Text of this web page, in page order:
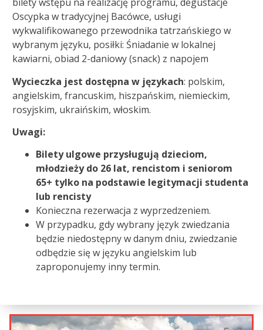
Oscypka w tradycyjnej Bacówce, usługi
wykwalifikowanego przewodnika tatrzańskiego w
wybranym języku, posiłki: Śniadanie w lokalnej
kawiarni, obiad 2-daniowy (snack) z napojem
Wycieczka jest dostępna w językach: polskim,
angielskim, francuskim, hiszpańskim, niemieckim,
rosyjskim, ukraińskim, włoskim.
Uwagi:
Bilety ulgowe przysługują dzieciom,
młodzieży do 26 lat, rencistom i seniorom
65+ tylko na podstawie legitymacji studenta
lub rencisty
Konieczna rezerwacja z wyprzedzeniem.
W przypadku, gdy wybrany język zwiedzania
będzie niedostępny w danym dniu, zwiedzanie
odbędzie się w języku angielskim lub
zaproponujemy inny termin.